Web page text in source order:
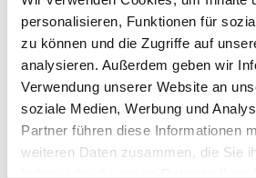
personalisieren, Funktionen für
zu können und die Zugriffe auf
analysieren. Außerdem geben wir
Verwendung unserer Website an
soziale Medien, Werbung und
Partner führen diese Informationen
weiteren Daten zusammen, die Sie